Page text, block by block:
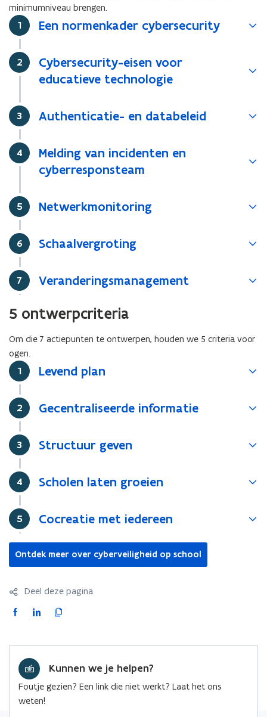
minimumniveau brengen.
Stap
1 Een normenkader cybersecurity
Stap
2
Cybersecurity-eisen voor
educatieve technologie
Stap
3 Authenticatie- en databeleid
Stap
4
Melding van incidenten en
cyberresponsteam
Stap
5 Netwerkmonitoring
Stap
6 Schaalvergroting
Stap
7 Veranderingsmanagement
5 ontwerpcriteria
Om die 7 actiepunten te ontwerpen, houden we 5 criteria voor
ogen.
Stap
1 Levend plan
Stap
2 Gecentraliseerde informatie
Stap
3 Structuur geven
Stap
4 Scholen laten groeien
Stap
5 Cocreatie met iedereen
Ontdek meer over cyberveiligheid op school
Deel deze pagina
F
L
e
d
i
K
e
e
Kunnen we je helpen?
Foutje gezien? Een link die niet werkt? Laat het ons
weten!